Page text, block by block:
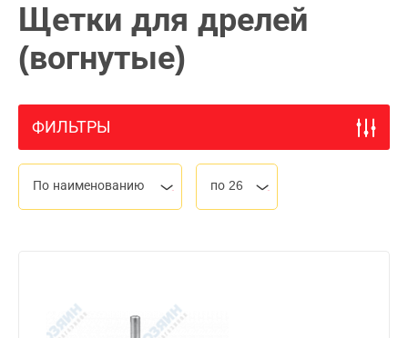
Щетки для дрелей
(вогнутые)
ФИЛЬТРЫ
По наименованию по 26